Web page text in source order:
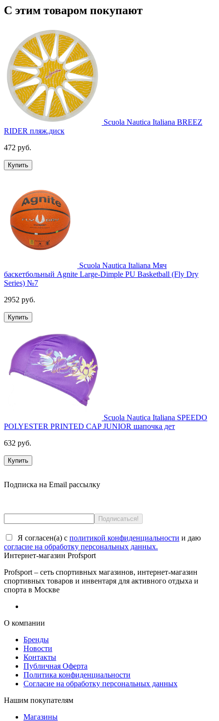
С этим товаром покупают
Scuola Nautica Italiana BREEZ
RIDER пляж.диск
472 руб.
Купить
Scuola Nautica Italiana Мяч
баскетбольный Agnite Large-Dimple PU Basketball (Fly Dry
Series) №7
2952 руб.
Купить
Scuola Nautica Italiana SPEEDO
POLYESTER PRINTED CAP JUNIOR шапочка дет
632 руб.
Купить
Подписка на Email рассылку
Я согласен(a) с политикой конфиденциальности и даю
согласие на обработку персональных данных.
Интернет-магазин Profsport
Profsport – сеть спортивных магазинов, интернет-магазин
спортивных товаров и инвентаря для активного отдыха и
спорта в Москве
О компании
Бренды
Новости
Контакты
Публичная Оферта
Политика конфиденциальности
Согласие на обработку персональных данных
Нашим покупателям
Магазины